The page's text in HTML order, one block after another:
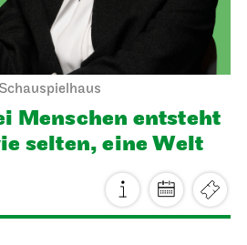
Schauspielhaus
Menschen ent­steht
selten, eine Welt